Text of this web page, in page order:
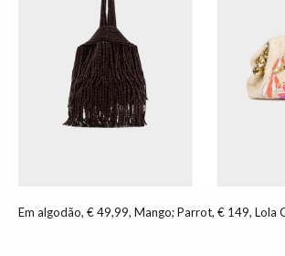
Em algodão, € 49,99, Mango; Parrot, € 149, Lola